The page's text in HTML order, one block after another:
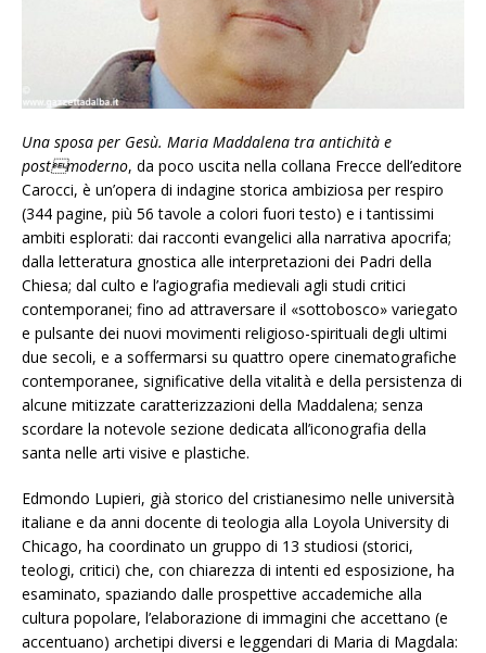
Una sposa per Gesù. Maria Maddalena tra antichità e
postmoderno, da poco uscita nella collana Frecce dell’editore
Carocci, è un’opera di indagine storica ambiziosa per respiro
(344 pagine, più 56 tavole a colori fuori testo) e i tantissimi
ambiti esplorati: dai racconti evangelici alla narrativa apocrifa;
dalla letteratura gnostica alle interpretazioni dei Padri della
Chiesa; dal culto e l’agiografia medievali agli studi critici
contemporanei; fino ad attraversare il «sottobosco» variegato
e pulsante dei nuovi movimenti religioso-spirituali degli ultimi
due secoli, e a soffermarsi su quattro opere cinematografiche
contemporanee, significative della vitalità e della persistenza di
alcune mitizzate caratterizzazioni della Maddalena; senza
scordare la notevole sezione dedicata all’iconografia della
santa nelle arti visive e plastiche.
Edmondo Lupieri, già storico del cristianesimo nelle università
italiane e da anni docente di teologia alla Loyola University di
Chicago, ha coordinato un gruppo di 13 studiosi (storici,
teologi, critici) che, con chiarezza di intenti ed esposizione, ha
esaminato, spaziando dalle prospettive accademiche alla
cultura popolare, l’elaborazione di immagini che accettano (e
accentuano) archetipi diversi e leggendari di Maria di Magdala: